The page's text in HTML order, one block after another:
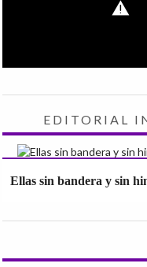
EDITORIAL
Ellas sin bandera y sin